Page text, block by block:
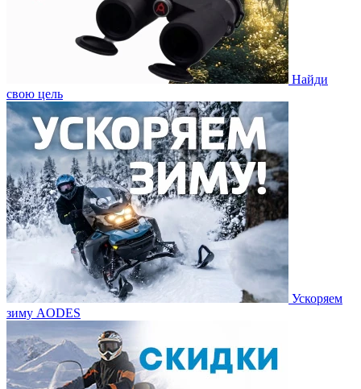
Найди
свою цель
Ускоряем
зиму AODES